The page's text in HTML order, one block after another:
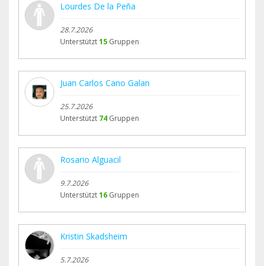
Lourdes De la Peña
28.7.2026
Unterstützt15 Gruppen
Juan Carlos Cano Galan
25.7.2026
Unterstützt 74 Gruppen
Rosario Alguacil
9.7.2026
Unterstützt16 Gruppen
Kristin Skadsheim
5.7.2026